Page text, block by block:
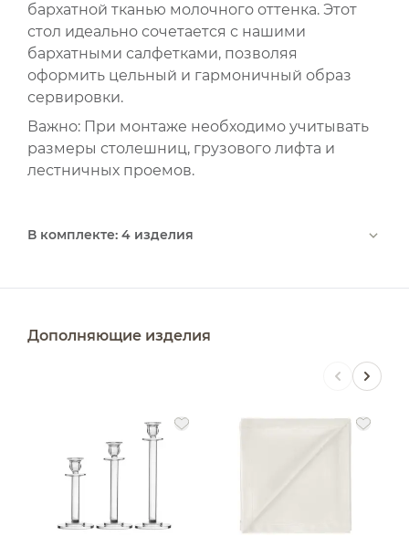
бархатной тканью молочного оттенка. Этот
стол идеально сочетается с нашими
бархатными салфетками, позволяя
оформить цельный и гармоничный образ
сервировки.
Важно: При монтаже необходимо учитывать
размеры столешниц, грузового лифта и
лестничных проемов.
В комплекте: 4 изделия
Дополняющие изделия